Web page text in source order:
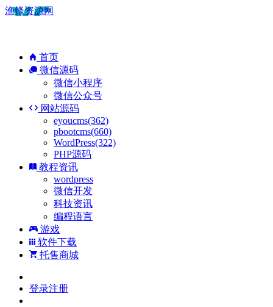
渔锋资源网
首页
微信源码
微信小程序
微信公众号
网站源码
eyoucms(362)
pbootcms(660)
WordPress(322)
PHP源码
教程资讯
wordpress
微信开发
科技资讯
编程语言
游戏
软件下载
托售商城
登录注册